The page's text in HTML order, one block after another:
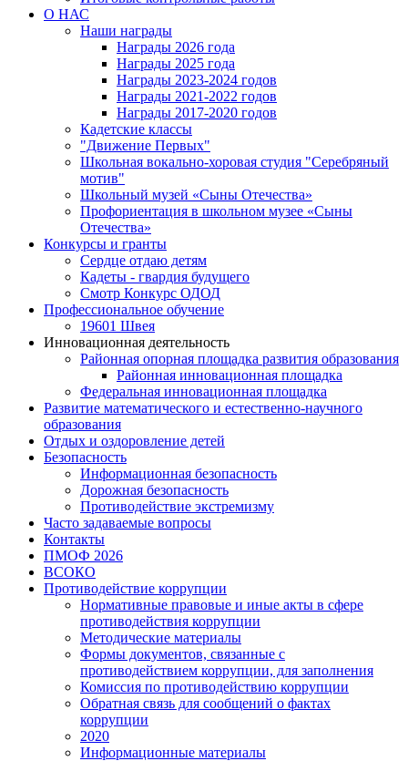
О НАС
Наши награды
Награды 2026 года
Награды 2025 года
Награды 2023-2024 годов
Награды 2021-2022 годов
Награды 2017-2020 годов
Кадетские классы
"Движение Первых"
Школьная вокально-хоровая студия "Серебряный
мотив"
Школьный музей «Сыны Отечества»
Профориентация в школьном музее «Сыны
Отечества»
Конкурсы и гранты
Сердце отдаю детям
Кадеты - гвардия будущего
Смотр Конкурс ОДОД
Профессиональное обучение
19601 Швея
Инновационная деятельность
Районная опорная площадка развития образования
Районная инновационная площадка
Федеральная инновационная площадка
Развитие математического и естественно-научного
образования
Отдых и оздоровление детей
Безопасность
Информационная безопасность
Дорожная безопасность
Противодействие экстремизму
Часто задаваемые вопросы
Контакты
ПМОФ 2026
ВСОКО
Противодействие коррупции
Нормативные правовые и иные акты в сфере
противодействия коррупции
Методические материалы
Формы документов, связанные с
противодействием коррупции, для заполнения
Комиссия по противодействию коррупции
Обратная связь для сообщений о фактах
коррупции
2020
Информационные материалы